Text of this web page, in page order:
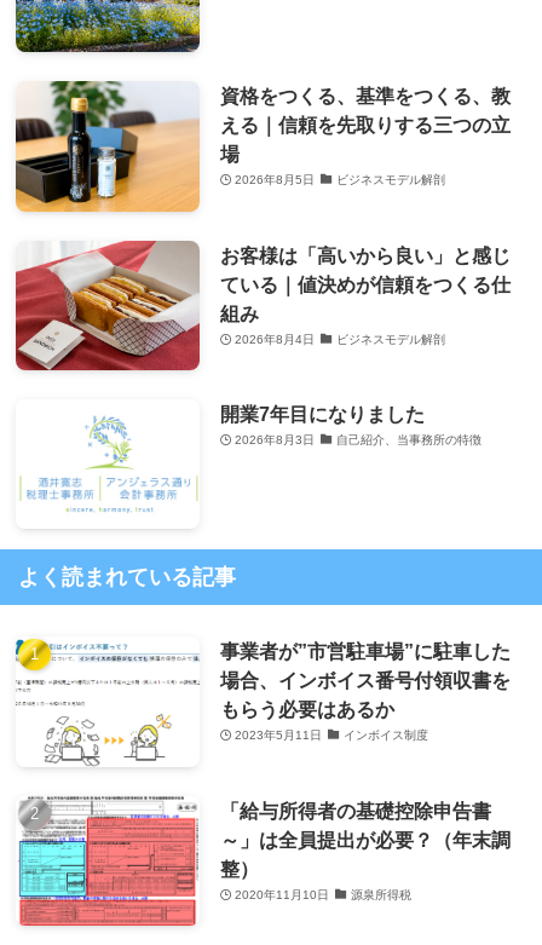
資格をつくる、基準をつくる、教
える｜信頼を先取りする三つの立
場
2026年8月5日 ビジネスモデル解剖
お客様は「高いから良い」と感じ
ている｜値決めが信頼をつくる仕
組み
2026年8月4日 ビジネスモデル解剖
開業7年目になりました
2026年8月3日 自己紹介、当事務所の特徴
よく読まれている記事
事業者が”市営駐車場”に駐車した
場合、インボイス番号付領収書を
もらう必要はあるか
2023年5月11日 インボイス制度
「給与所得者の基礎控除申告書
～」は全員提出が必要？（年末調
整）
2020年11月10日 源泉所得税